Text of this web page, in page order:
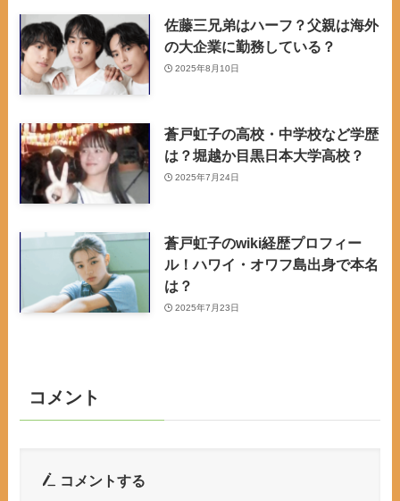
佐藤三兄弟はハーフ？父親は海外
の大企業に勤務している？
2025年8月10日
蒼戸虹子の高校・中学校など学歴
は？堀越か目黒日本大学高校？
2025年7月24日
蒼戸虹子のwiki経歴プロフィー
ル！ハワイ・オワフ島出身で本名
は？
2025年7月23日
コメント
コメントする